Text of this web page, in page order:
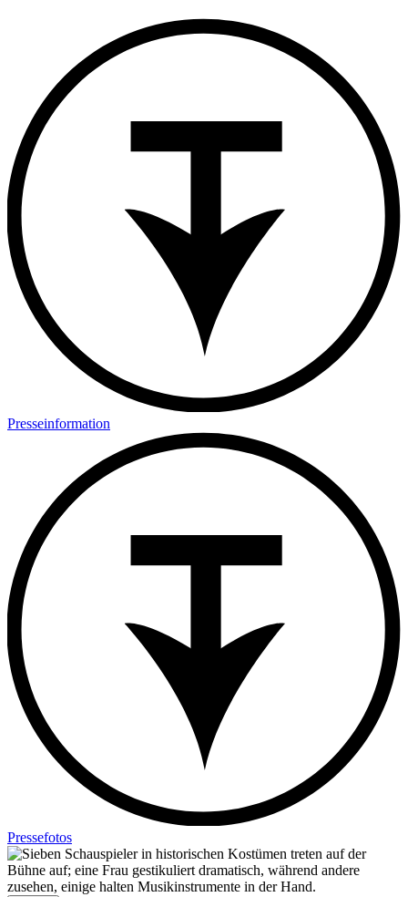
Presseinformation
Pressefotos